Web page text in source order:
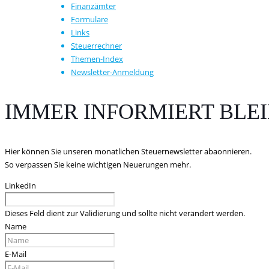
Finanzämter
Formulare
Links
Steuerrechner
Themen-Index
Newsletter-Anmeldung
IMMER INFORMIERT
Hier können Sie unseren monatlichen Steuernewsletter abaonnieren.
So verpassen Sie keine wichtigen Neuerungen mehr.
LinkedIn
Dieses Feld dient zur Validierung und sollte nicht verändert werden.
Name
E-Mail